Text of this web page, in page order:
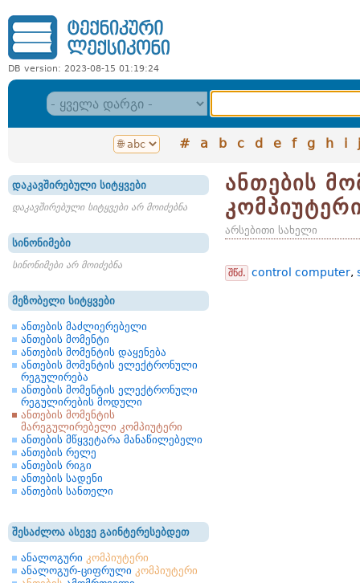
DB version: 2023-08-15 01:19:24
# a b c d e f g h i j
დაკავშირებული სიტყვები
დაკავშირებული სიტყვები არ მოიძებნა
სინონიმები
სინონიმები არ მოიძებნა
მეზობელი სიტყვები
ანთების მაძლიერებელი
ანთების მომენტი
ანთების მომენტის დაყენება
ანთების მომენტის ელექტრონული
რეგულირება
ანთების მომენტის ელექტრონული
რეგულირების მოდული
ანთების მომენტის
მარეგულირებელი კომპიუტერი
ანთების მწყვეტარა მანაწილებელი
ანთების რელე
ანთების რიგი
ანთების სადენი
ანთების სანთელი
შესაძლოა ასევე გაინტერესებდეთ
ანალოგური კომპიუტერი
ანალოგურ-ციფრული კომპიუტერი
ანთების
არსებითი სახელი
შწძ. control computer,